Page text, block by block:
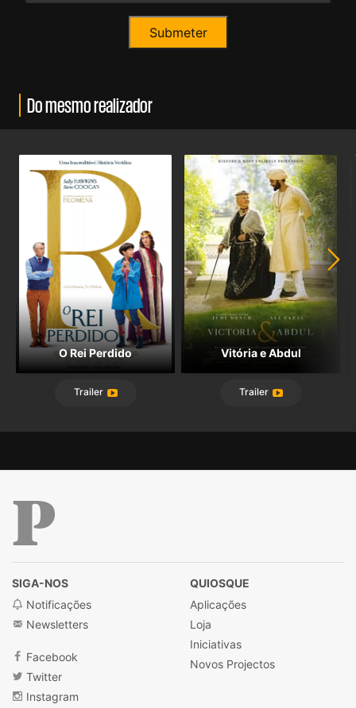
Do mesmo realizador
O Rei Perdido
Trailer
Vitória e Abdul
Trailer
SIGA-NOS
Notificações
Newsletters
Facebook
Twitter
Instagram
QUIOSQUE
Aplicações
Loja
Iniciativas
Novos Projectos